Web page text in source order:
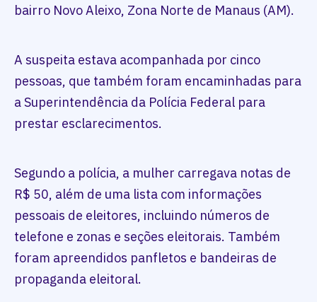
bairro Novo Aleixo, Zona Norte de Manaus (AM).
A suspeita estava acompanhada por cinco
pessoas, que também foram encaminhadas para
a Superintendência da Polícia Federal para
prestar esclarecimentos.
Segundo a polícia, a mulher carregava notas de
R$ 50, além de uma lista com informações
pessoais de eleitores, incluindo números de
telefone e zonas e seções eleitorais. Também
foram apreendidos panfletos e bandeiras de
propaganda eleitoral.